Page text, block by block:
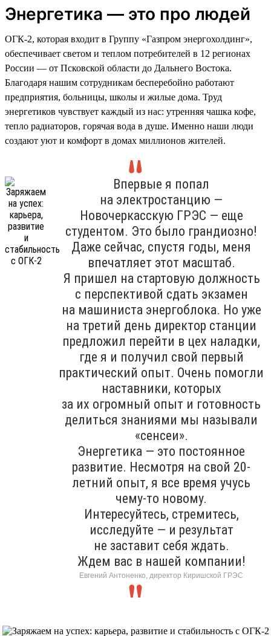
Энергетика — это про людей
ОГК-2, которая входит в Группу «Газпром энергохолдинг»,
обеспечивает светом и теплом потребителей в 12 регионах
России — от Псковской области до Дальнего Востока.
Благодаря нашим сотрудникам бесперебойно работают
предприятия, больницы, школы и жилые дома. Труд
энергетиков чувствует каждый из нас: утренняя чашка кофе,
тепло радиаторов, горячая вода в душе. Именно наши люди
создают уют и комфорт в домах миллионов жителей.
Впервые я попал
на электростанцию —
Новочеркасскую ГРЭС — еще
студентом. Это было грандиозно!
Даже сейчас, спустя годы, меня
впечатляет этот масштаб.
Я пришел на стартовую должность
с перспективой сдать экзамен
на машиниста энергоблока. Но уже
на третий день директор станции
предложил перейти в цех наладки,
где я и получил свой первый
практический опыт. Очень помогли
наставники, которых
за их огромный опыт и готовность
делиться знаниями мы называли
«сенсеи».
Энергетика — это постоянное
развитие. Несмотря на свой 20-
летний опыт, я все время учусь
чему-то новому.
Интересуйтесь, стремитесь,
исследуйте — и результат
не заставит себя ждать.
Ждем вас в нашей компании!
Евгений Антоненко, директор Киришской ГРЭС